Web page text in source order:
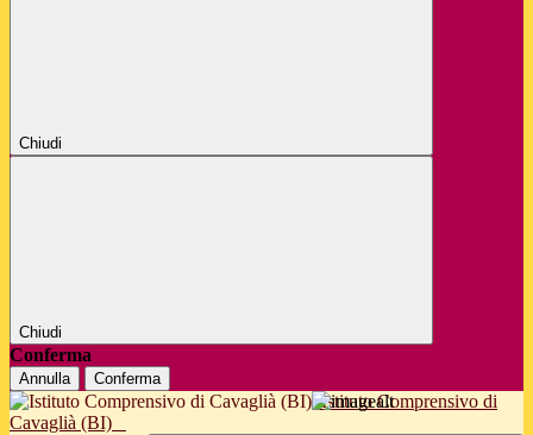
Chiudi
Chiudi
Conferma
Annulla Conferma
Istituto Comprensivo di
Cavaglià (BI)